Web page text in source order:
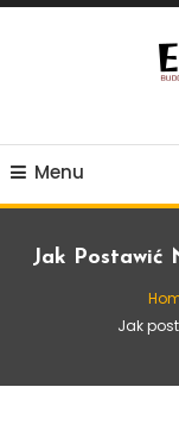
Skip
Menu
Jak Postawić
Jak
2 kwietnia, 2022